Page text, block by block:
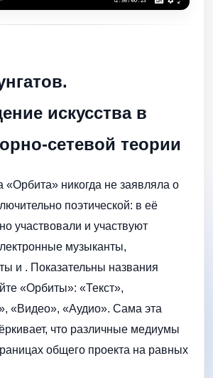
искусства в
сетевой теории
«Орбита» никогда не заявляла о
поэтической: в её
участвовали и участвуют
музыканты,
и . Показательны названия
«Орбиты»: «Текст»,
«Видео», «Аудио». Сама эта
что различные медиумы
общего проекта на равных